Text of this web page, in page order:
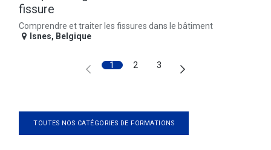
fissure
Comprendre et traiter les fissures dans le bâtiment
Isnes, Belgique
1 2 3
TOUTES NOS CATÉGORIES DE FORMATIONS